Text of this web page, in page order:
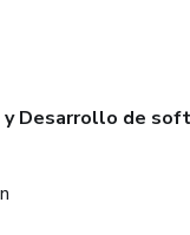
y Desarrollo de